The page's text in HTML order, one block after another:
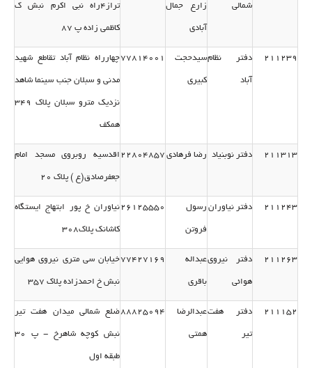
شمالی زارع جمال
آبادی
تراز4راه نبی اكرم نبش ك
كاظمی زاده پ 87
211239 دفتر نظام
آباد
سیدحجت
كبیری
77814001چهارراه نظام آباد تقاطع شهید
مدنی و سبلان جنب سینما شاهد
نزدیك مترو سبلان پلاك 349
همكف
211313 دفتر نوبنیاد رضا فرهادی 22804857 اقدسیه روبروی مسجد امام
جعفرصادق(ع ) پلاك 20
211243 دفتر نیاوران رسول
فروتن
26125550نیاوران خ پور ابتهاج ایستگاه
كاشانك پلاك308
211263 دفتر نیروی
هوائی
عبداله
باقری
77427169خیابان سی متری نیروی هوایی
نبش خ احمدزاده پلاك 357
211152 دفتر هفت
تیر
عبدالرضا
همتی
88825094ضلع شمالی میدان هفت تیر
نبش كوچه شاهرخ - پ 30
طبقه اول